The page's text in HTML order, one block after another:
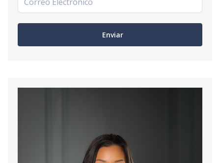
Enviar